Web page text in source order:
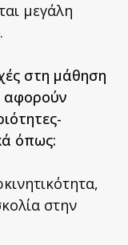
μεγάλη
στη μάθηση
όπως:
στην